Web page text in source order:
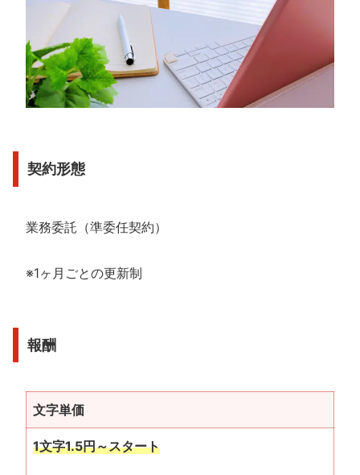
契約形態
業務委託（準委任契約）
※1ヶ月ごとの更新制
報酬
文字単価
1文字1.5円～スタート